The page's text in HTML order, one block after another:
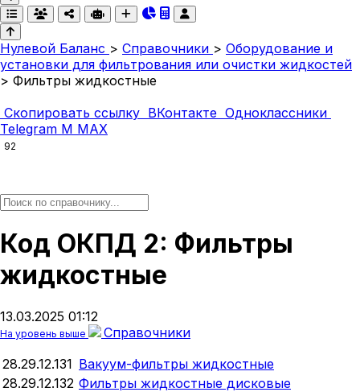
Нулевой Баланс > Справочники > Оборудование и
установки для фильтрования или очистки жидкостей
> Фильтры жидкостные
Скопировать ссылку ВКонтакте Одноклассники
Telegram M MAX
92
Код ОКПД 2: Фильтры
жидкостные
13.03.2025 01:12
На уровень выше
Справочники
28.29.12.131 Вакуум-фильтры жидкостные
28.29.12.132 Фильтры жидкостные дисковые